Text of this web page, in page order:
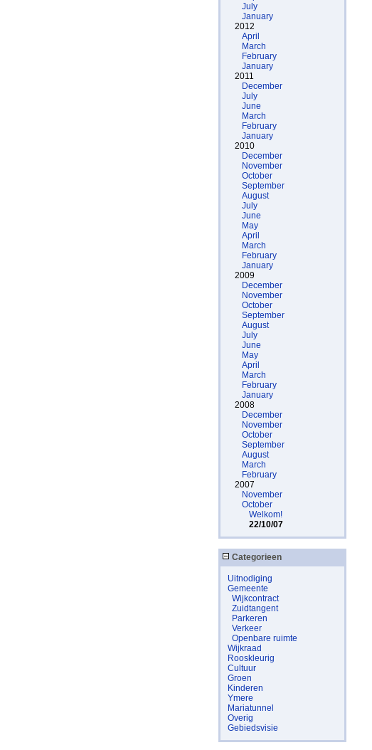
July
January
2012
April
March
February
January
2011
December
July
June
March
February
January
2010
December
November
October
September
August
July
June
May
April
March
February
January
2009
December
November
October
September
August
July
June
May
April
March
February
January
2008
December
November
October
September
August
March
February
2007
November
October
Welkom!
22/10/07
Categorieen
Uitnodiging
Gemeente
Wijkcontract
Zuidtangent
Parkeren
Verkeer
Openbare ruimte
Wijkraad
Rooskleurig
Cultuur
Groen
Kinderen
Ymere
Mariatunnel
Overig
Gebiedsvisie